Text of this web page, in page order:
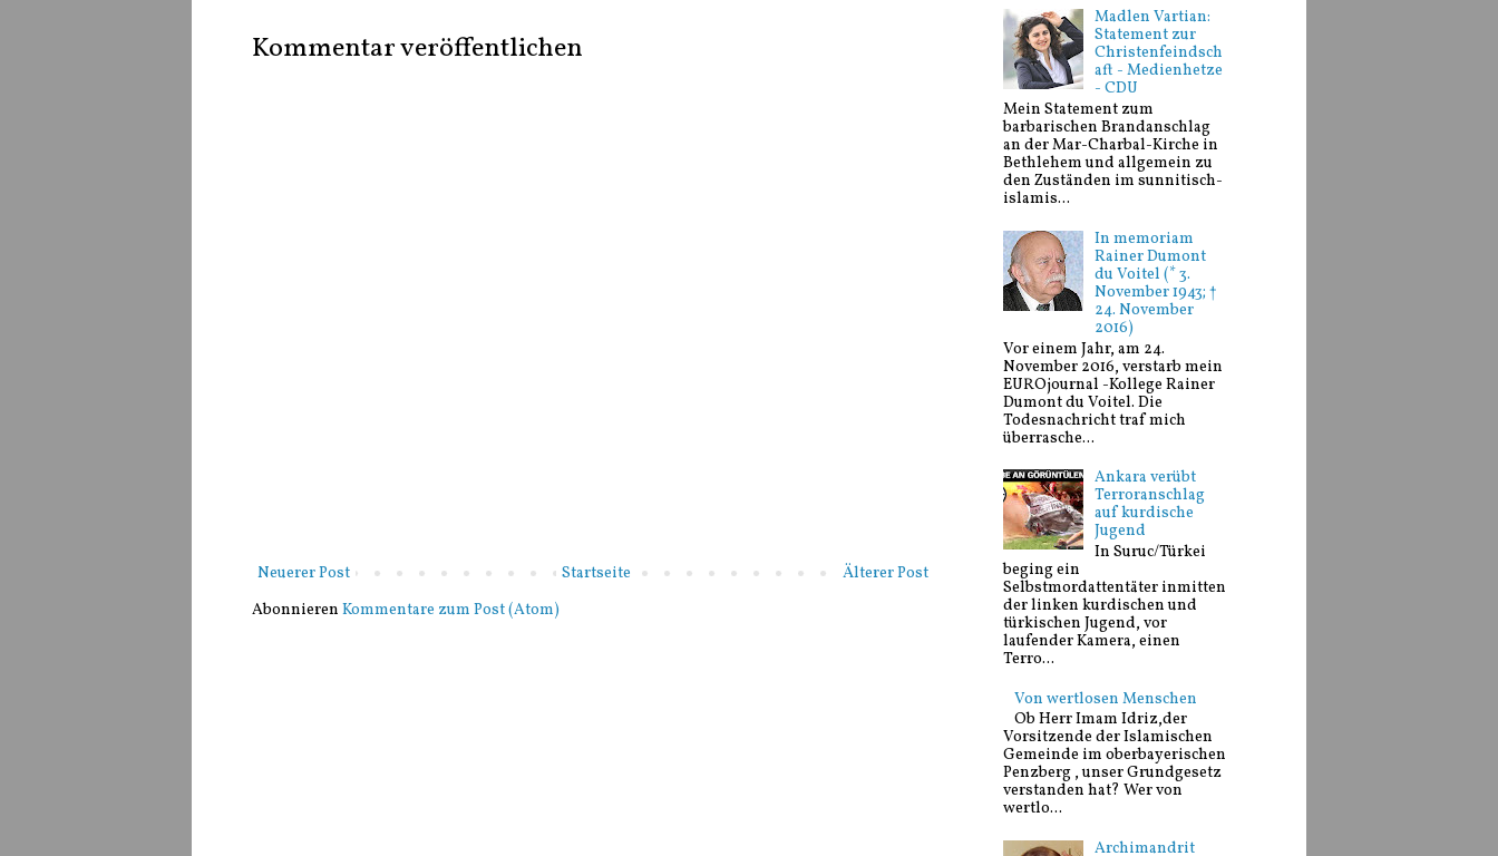
Kommentar veröffentlichen
Neuerer Post Älterer Post
Startseite
Abonnieren Kommentare zum Post (Atom)
Madlen Vartian:
Statement zur
Christenfeindsch
aft - Medienhetze
- CDU
Mein Statement zum
barbarischen Brandanschlag
an der Mar-Charbal-Kirche in
Bethlehem und allgemein zu
den Zuständen im sunnitisch-
islamis...
In memoriam
Rainer Dumont
du Voitel (* 3.
November 1943; †
24. November
2016)
Vor einem Jahr, am 24.
November 2016, verstarb mein
EUROjournal -Kollege Rainer
Dumont du Voitel. Die
Todesnachricht traf mich
überrasche...
Ankara verübt
Terroranschlag
auf kurdische
Jugend
In Suruc/Türkei
beging ein
Selbstmordattentäter inmitten
der linken kurdischen und
türkischen Jugend, vor
laufender Kamera, einen
Terro...
Von wertlosen Menschen
Ob Herr Imam Idriz,der
Vorsitzende der Islamischen
Gemeinde im oberbayerischen
Penzberg , unser Grundgesetz
verstanden hat? Wer von
wertlo...
Archimandrit